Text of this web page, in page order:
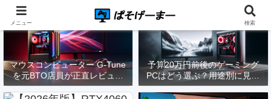
マウスコンピューター G-Tune
を元BTO店員が正直レビュー
｜実際どうなの？
予算20万円前後のゲーミング
PCはどう選ぶ？用途別に見る
構成と注意点【2026年版】
メニュー 検索